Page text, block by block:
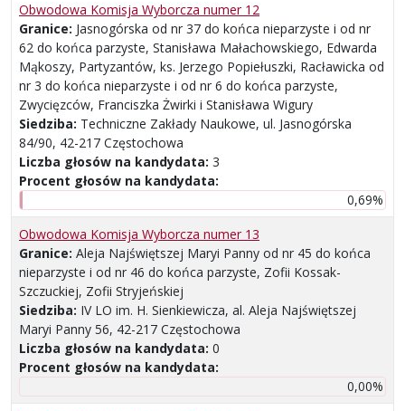
Obwodowa Komisja Wyborcza numer 12
Granice: Jasnogórska od nr 37 do końca nieparzyste i od nr
62 do końca parzyste, Stanisława Małachowskiego, Edwarda
Mąkoszy, Partyzantów, ks. Jerzego Popiełuszki, Racławicka od
nr 3 do końca nieparzyste i od nr 6 do końca parzyste,
Zwycięzców, Franciszka Żwirki i Stanisława Wigury
Siedziba: Techniczne Zakłady Naukowe, ul. Jasnogórska
84/90, 42-217 Częstochowa
Liczba głosów na kandydata: 3
Procent głosów na kandydata:
0,69%
Obwodowa Komisja Wyborcza numer 13
Granice: Aleja Najświętszej Maryi Panny od nr 45 do końca
nieparzyste i od nr 46 do końca parzyste, Zofii Kossak-
Szczuckiej, Zofii Stryjeńskiej
Siedziba: IV LO im. H. Sienkiewicza, al. Aleja Najświętszej
Maryi Panny 56, 42-217 Częstochowa
Liczba głosów na kandydata: 0
Procent głosów na kandydata:
0,00%